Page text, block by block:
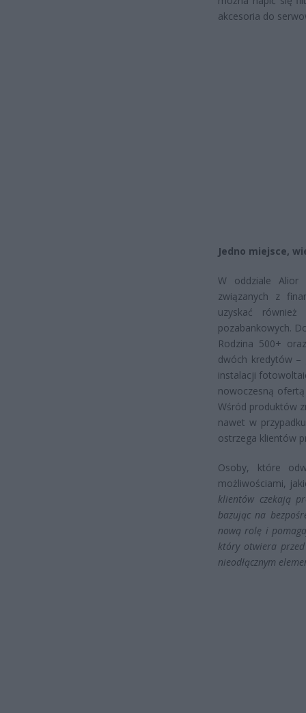
akcesoria do
Jedno miejsce,
W oddziale Alior
związanych z
uzyskać
pozabankowych.
Rodzina 500+
dwóch kredytów
instalacji
nowoczesną
Wśród produktów
nawet w
ostrzega klientów
Osoby, które
możliwościami,
klientów czekają
bazując na
nową rolę i
który otwiera
nieodłącznym